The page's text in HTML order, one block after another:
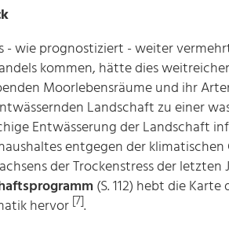
- wie prognostiziert - weiter
kommen, hätte dies
Moorlebensräume und ihr
Landschaft zu einer
Entwässerung der Landschaft
entgegen der
der Trockenstress der
(S. 112) hebt die
hervor [7].